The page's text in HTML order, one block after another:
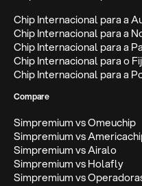
Chip Internacional para a
Chip Internacional para a
Chip Internacional para a
Chip Internacional para o
Chip Internacional para a
Compare
Simpremium vs Omeuchip
Simpremium vs
Simpremium vs Airalo
Simpremium vs Holafly
Simpremium vs